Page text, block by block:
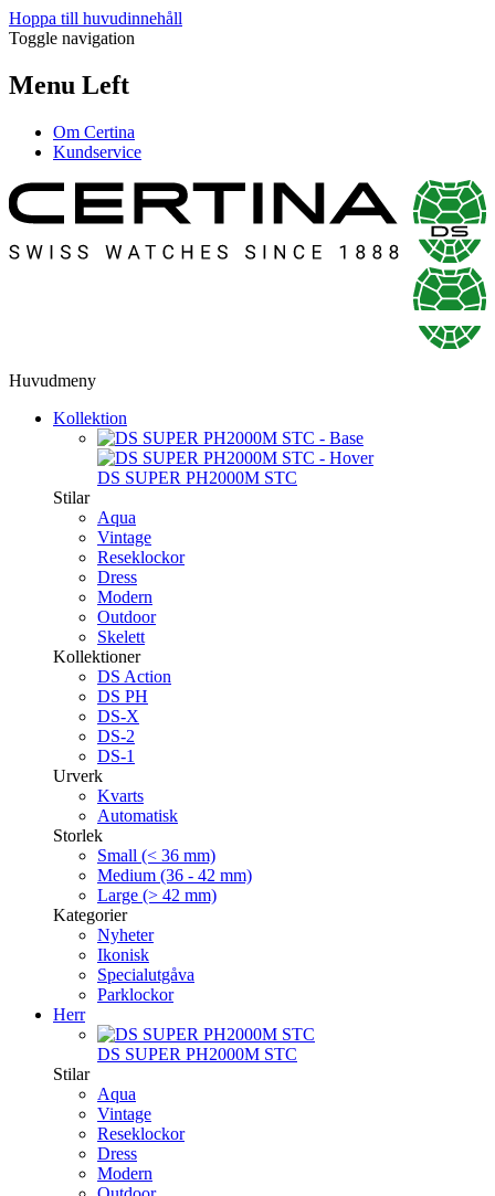
Hoppa till huvudinnehåll
Toggle navigation
Menu Left
Om Certina
Kundservice
Huvudmeny
Kollektion
DS SUPER PH2000M STC
Stilar
Aqua
Vintage
Reseklockor
Dress
Modern
Outdoor
Skelett
Kollektioner
DS Action
DS PH
DS-X
DS-2
DS-1
Urverk
Kvarts
Automatisk
Storlek
Small (< 36 mm)
Medium (36 - 42 mm)
Large (> 42 mm)
Kategorier
Nyheter
Ikonisk
Specialutgåva
Parklockor
Herr
DS SUPER PH2000M STC
Stilar
Aqua
Vintage
Reseklockor
Dress
Modern